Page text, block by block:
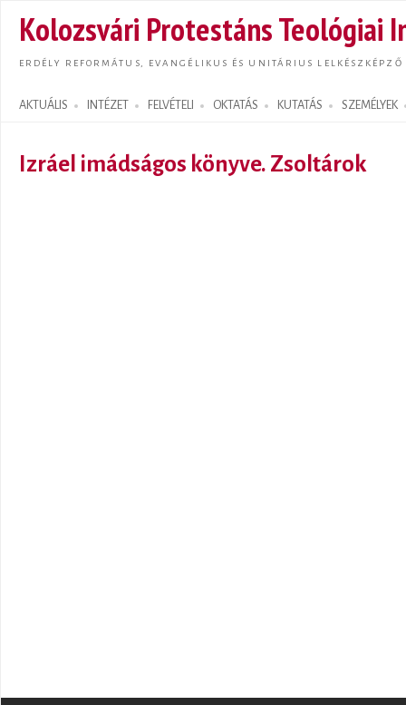
Kolozsvári Protestáns Teológiai
ERDÉLY REFORMÁTUS, EVANGÉLIKUS ÉS UNITÁRIUS LELKÉSZKÉPZŐ
AKTUÁLIS INTÉZET FELVÉTELI OKTATÁS KUTATÁS SZEMÉLYEK
Search form
Izráel imádságos könyve. Zsoltárok